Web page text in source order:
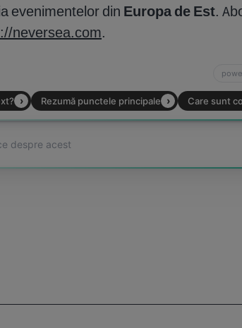
evenimentelor din Europa de Est.
neversea.com.